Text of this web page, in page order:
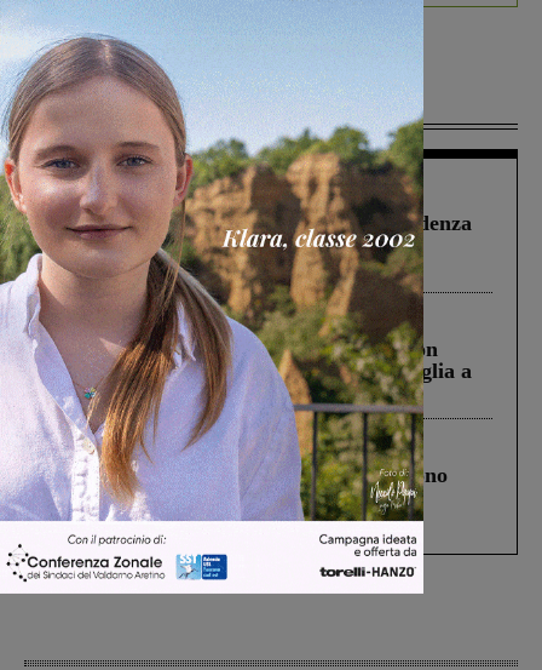
Più lette
Figline Incisa Valdarno 1 Agosto 2026
Piscina di Figline finanziata oltre la scadenza
Pnrr, il gruppo di Fratelli d’Italia: “Un
ringraziamento al Governo”
Cronaca 3 Agosto 2026
Scomparso da una struttura di Castiglion
Fiorentino l’uomo che aveva ucciso la figlia a
Levane nel 2020
Cronaca 4 Agosto 2026
Un anno fa la strage in A1 in cui morirono
Gianni, Giulia e Franco. Lo schianto, il
processo, lo stop ai sorpassi fra tir....